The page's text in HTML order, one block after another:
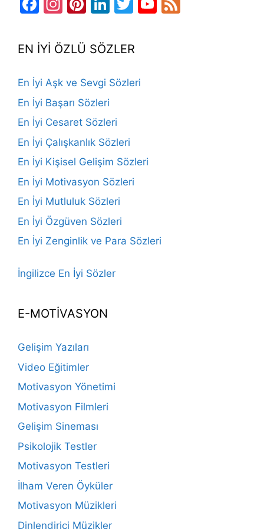
EN İYİ ÖZLÜ SÖZLER
En İyi Aşk ve Sevgi Sözleri
En İyi Başarı Sözleri
En İyi Cesaret Sözleri
En İyi Çalışkanlık Sözleri
En İyi Kişisel Gelişim Sözleri
En İyi Motivasyon Sözleri
En İyi Mutluluk Sözleri
En İyi Özgüven Sözleri
En İyi Zenginlik ve Para Sözleri
İngilizce En İyi Sözler
E-MOTİVASYON
Gelişim Yazıları
Video Eğitimler
Motivasyon Yönetimi
Motivasyon Filmleri
Gelişim Sineması
Psikolojik Testler
Motivasyon Testleri
İlham Veren Öyküler
Motivasyon Müzikleri
Dinlendirici Müzikler